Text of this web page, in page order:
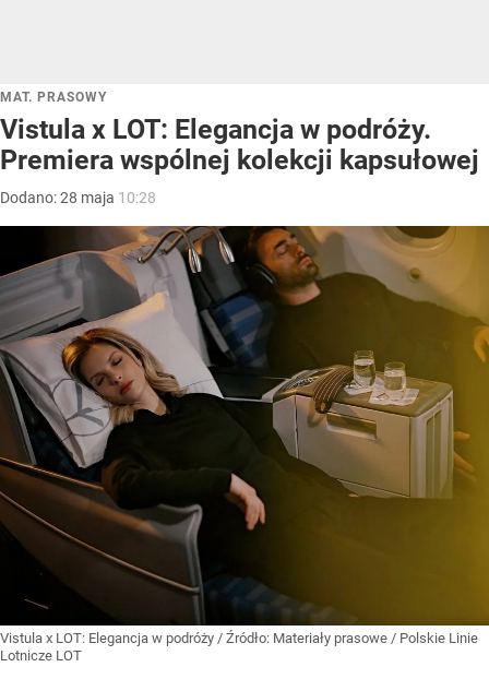
MAT. PRASOWY
Vistula x LOT: Elegancja w podróży.
Premiera wspólnej kolekcji kapsułowej
Dodano:28 maja 10:28
Vistula x LOT: Elegancja w podróży / Źródło: Materiały prasowe / Polskie Linie
Lotnicze LOT